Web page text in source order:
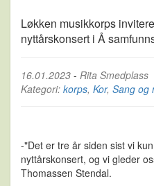
Løkken musikkorps
nyttårskonsert i Å
16.01.2023 - Rita Smedplass
Kategori: korps, Kor, Sang og
-"Det er tre år siden sist vi
nyttårskonsert, og vi gleder
Thomassen Stendal.